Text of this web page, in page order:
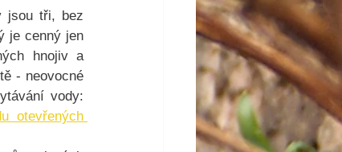
jsou tři, bez
je cenný jen
hnojiv a
- neovocné
vody:
otevřených